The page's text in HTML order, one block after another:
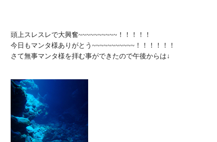
頭上スレスレで大興奮~~~~~~~~~~！！！！！
今日もマンタ様ありがとう~~~~~~~~~~~！！！！！！
さて無事マンタ様を拝む事ができたので午後からは↓